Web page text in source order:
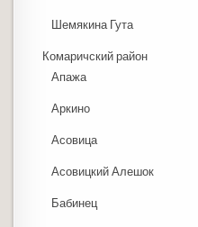
Шемякина Гута
Комаричский район
Апажа
Аркино
Асовица
Асовицкий Алешок
Бабинец